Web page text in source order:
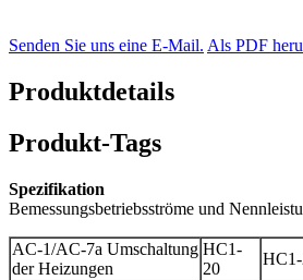
Senden Sie uns eine E-Mail. Als PDF
Produktdetails
Produkt-Tags
Spezifikation
Bemessungsbetriebsströme und
AC-1/AC-7a Umschaltung
der Heizungen
HC1-
20